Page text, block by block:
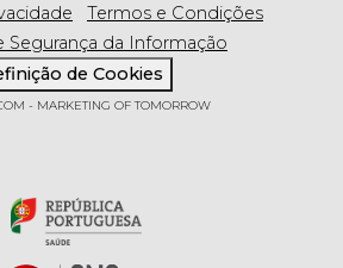
Termos e Condições
Segurança da Informação
de Cookies
- MARKETING OF TOMORROW